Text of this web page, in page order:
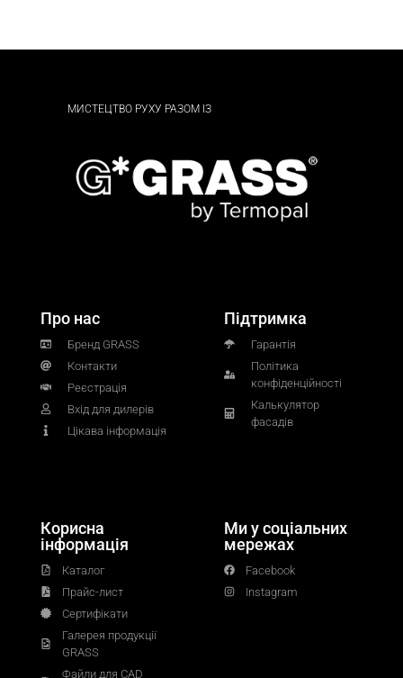
МИСТЕЦТВО РУХУ РАЗОМ ІЗ
Про нас
Бренд GRASS
Контакти
Реєстрація
Вхід для дилерів
Цікава інформація
Підтримка
Гарантія
Політика
конфіденційності
Калькулятор
фасадів
Корисна
інформація
Каталог
Прайс-лист
Сертифікати
Галерея продукції
GRASS
Файли для CAD
Ми у соціальних
мережах
Facebook
Instagram